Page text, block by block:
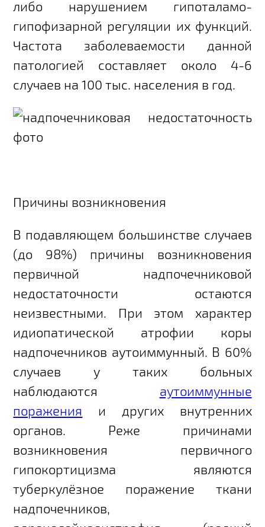
либо нарушением гипоталамо-
гипофизарной регуляции их функций.
Частота заболеваемости данной
патологией составляет около 4-6
случаев на 100 тыс. населения в год.
Причины возникновения
В подавляющем большинстве случаев
(до 98%) причины возникновения
первичной надпочечниковой
недостаточности остаются
неизвестными. При этом характер
идиопатической атрофии коры
надпочечников аутоиммунный. В 60%
случаев у таких больных
наблюдаются аутоиммунные
поражения и других внутренних
органов. Реже причинами
возникновения первичного
гипокортицизма являются
туберкулёзное поражение ткани
надпочечников,